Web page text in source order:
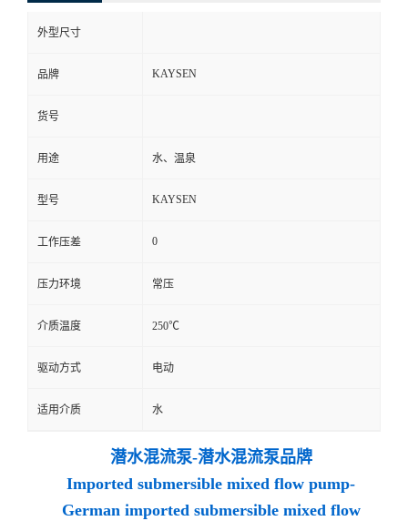
外型尺寸
品牌 KAYSEN
货号
用途 水、温泉
型号 KAYSEN
工作压差 0
压力环境 常压
介质温度 250℃
驱动方式 电动
适用介质 水
潜水混流泵-潜水混流泵品牌
Imported submersible mixed flow pump-
German imported submersible mixed flow